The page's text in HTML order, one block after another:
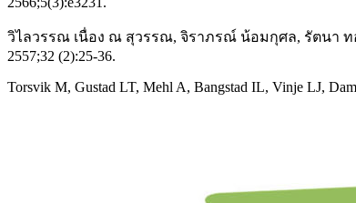
วิไลวรรณ เนื่อง ณ สุวรรณ, จิราภรณ์ น้อมกุศล, รัตนา
2557;32 (2):25-36.
Torsvik M, Gustad LT, Mehl A, Bangstad IL, Vinje LJ,